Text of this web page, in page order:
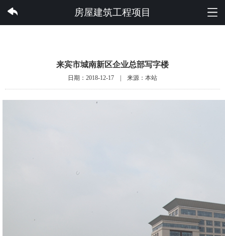
亚搏体育集团有限公司
房屋建筑工程项目
来宾市城南新区企业总部写字楼
日期：2018-12-17 | 来源：本站